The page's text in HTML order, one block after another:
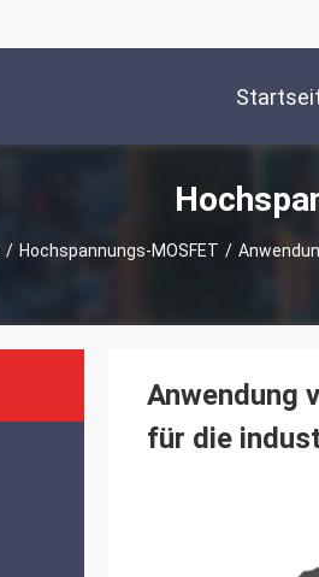
/ Hochspannungs-MOSFET /
Anwendung
für die